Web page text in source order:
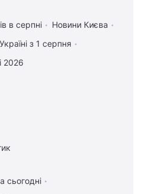
в серпні
Новини Києва
з 1 серпня
2026
сьогодні